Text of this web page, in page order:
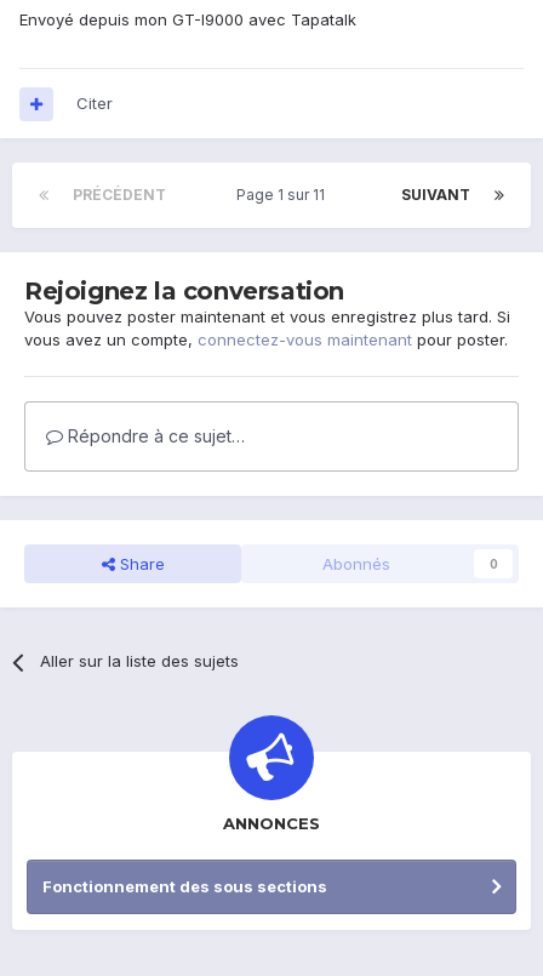
Envoyé depuis mon GT-I9000 avec Tapatalk
Citer
PRÉCÉDENT SUIVANT
Page 1 sur 11
Rejoignez la conversation
Vous pouvez poster maintenant et vous enregistrez plus tard. Si
vous avez un compte, connectez-vous maintenant pour poster.
Répondre à ce sujet…
Share Abonnés 0
Aller sur la liste des sujets
ANNONCES
Fonctionnement des sous sections